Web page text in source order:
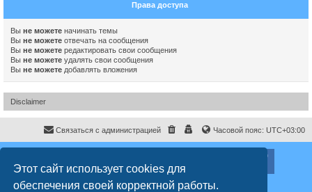
Этот сайт использует cookies для
обеспечения своей корректной работы.
Права доступа
Вы не можете начинать темы
Вы не можете отвечать на сообщения
Вы не можете редактировать свои сообщения
Вы не можете удалять свои сообщения
Вы не можете добавлять вложения
Disclaimer
Часовой пояс: UTC+03:00
Связаться с администрацией
Создано на основеphpBB® Forum Software © phpBB Limited
Русская поддержка phpBB